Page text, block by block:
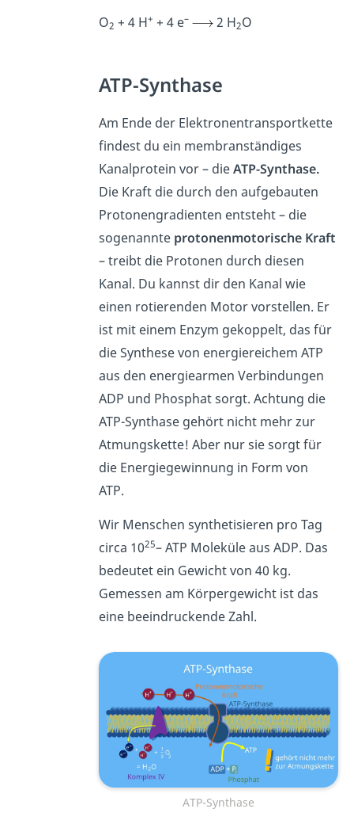
O2 + 4 H+ + 4 e– 2 H2O
ATP-Synthase
Am Ende der Elektronentransportkette
findest du ein membranständiges
Kanalprotein vor – dieATP-Synthase.
Die Kraft die durch den aufgebauten
Protonengradienten entsteht – die
sogenannte protonenmotorische Kraft
– treibt die Protonen durch diesen
Kanal. Du kannst dir den Kanal wie
einen rotierenden Motor vorstellen. Er
ist mit einem Enzym gekoppelt, das für
die Synthese von energiereichem ATP
aus den energiearmen Verbindungen
ADP und Phosphat sorgt. Achtung die
ATP-Synthase gehört nicht mehr zur
Atmungskette! Aber nur sie sorgt für
die Energiegewinnung in Form von
ATP.
Wir Menschen synthetisieren pro Tag
circa 1025– ATP Moleküle aus ADP. Das
bedeutet ein Gewicht von 40 kg.
Gemessen am Körpergewicht ist das
eine beeindruckende Zahl.
ATP-Synthase